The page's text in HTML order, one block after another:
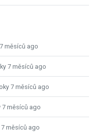
měsíců ago
7 měsíců ago
7 měsíců ago
7 měsíců ago
7 měsíců ago